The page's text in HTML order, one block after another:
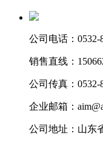
公司电话：0532-
销售直线：
公司传真：0532-
企业邮箱：
公司地址：山东